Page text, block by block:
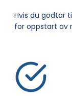
Hvis du godtar
for oppstart av